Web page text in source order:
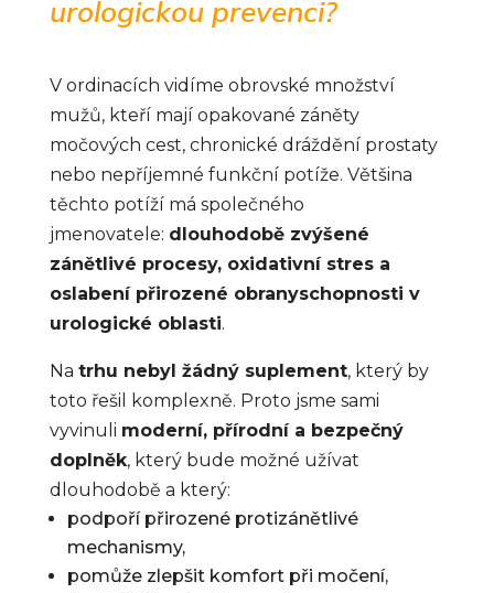
urologickou prevenci?
V ordinacích vidíme obrovské množství
mužů, kteří mají opakované záněty
močových cest, chronické dráždění prostaty
nebo nepříjemné funkční potíže. Většina
těchto potíží má společného
jmenovatele: dlouhodobě zvýšené
zánětlivé procesy, oxidativní stres a
oslabení přirozené obranyschopnosti v
urologické oblasti.
Na trhu nebyl žádný suplement, který by
toto řešil komplexně. Proto jsme sami
vyvinuli moderní, přírodní a bezpečný
doplněk, který bude možné užívat
dlouhodobě a který:
podpoří přirozené protizánětlivé
mechanismy,
pomůže zlepšit komfort při močení,